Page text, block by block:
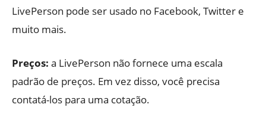
LivePerson pode ser usado no Facebook, Twitter e
muito mais.
Preços: a LivePerson não fornece uma escala
padrão de preços. Em vez disso, você precisa
contatá-los para uma cotação.